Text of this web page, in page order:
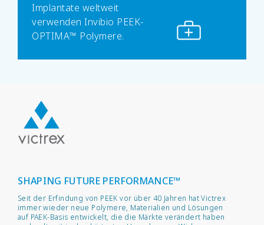
Implantate weltweit
verwenden Invibio PEEK-
OPTIMA™ Polymere.
SHAPING FUTURE PERFORMANCE™
Seit der Erfindung von PEEK vor über 40 Jahren hat Victrex
immer wieder neue Polymere, Materialien und Lösungen
auf PAEK-Basis entwickelt, die die Märkte verändert haben